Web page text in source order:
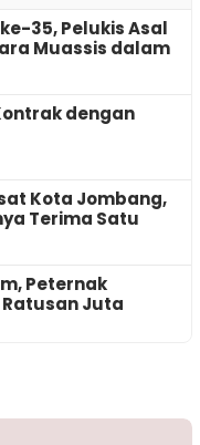
35, Pelukis Asal
Muassis dalam
dengan
Kota Jombang,
Terima Satu
Peternak
Juta